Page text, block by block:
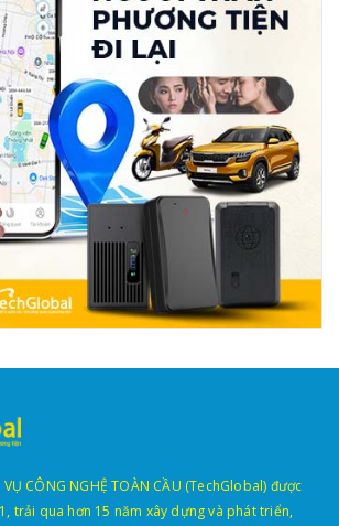
VỤ CÔNG NGHỆ TOÀN CẦU (TechGlobal) được
trải qua hơn 15 năm xây dựng và phát triển,